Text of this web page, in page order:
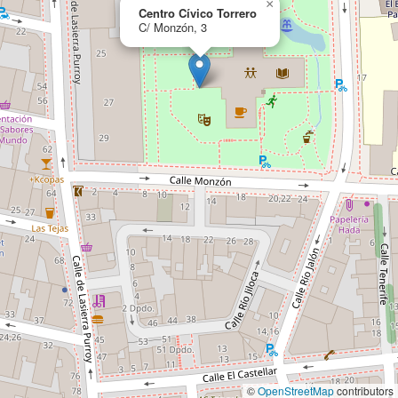
Centro Cívico Torrero
C/ Monzón, 3
×
©OpenStreetMapcontributors